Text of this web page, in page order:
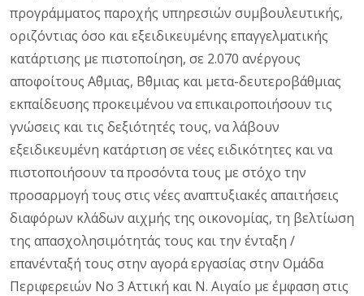
προγράμματος παροχής υπηρεσιών συμβουλευτικής,
οριζόντιας όσο και εξειδικευμένης επαγγελματικής
κατάρτισης με πιστοποίηση, σε 2.070 ανέργους
αποφοίτους Α΄θμιας, Β΄θμιας και μετα-δευτεροβάθμιας
εκπαίδευσης προκειμένου να επικαιροποιήσουν τις
γνώσεις και τις δεξιότητές τους, να λάβουν
εξειδικευμένη κατάρτιση σε νέες ειδικότητες και να
πιστοποιήσουν τα προσόντα τους με στόχο την
προσαρμογή τους στις νέες αναπτυξιακές απαιτήσεις
διαφόρων κλάδων αιχμής της οικονομίας, τη βελτίωση
της απασχολησιμότητάς τους και την ένταξη /
επανένταξή τους στην αγορά εργασίας στην Ομάδα
Περιφερειών Νο 3 Αττική και Ν. Αιγαίο με έμφαση στις